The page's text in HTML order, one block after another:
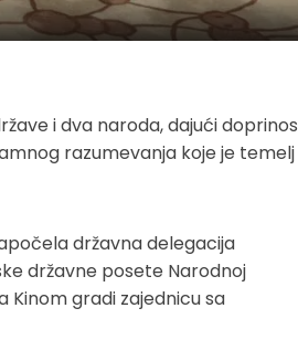
i dva naroda, dajući doprinos
razumevanja koje je temelj
državna delegacija
državne posete Narodnoj
Kinom gradi zajednicu sa